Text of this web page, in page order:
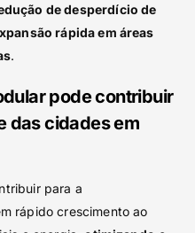
de desperdício de
rápida em áreas
.
pode contribuir
das cidades em
para a
rápido crescimento ao